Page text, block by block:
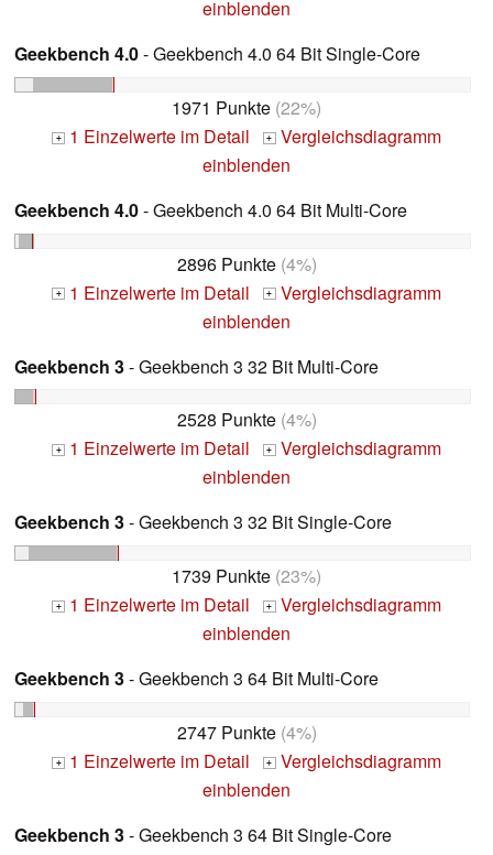
einblenden
Geekbench 4.0- Geekbench 4.0 64 Bit Single-Core
1971 Punkte (22%)
+ 1 Einzelwerte im Detail + Vergleichsdiagramm
einblenden
Geekbench 4.0- Geekbench 4.0 64 Bit Multi-Core
2896 Punkte(4%)
+ 1 Einzelwerte im Detail + Vergleichsdiagramm
einblenden
Geekbench 3- Geekbench 3 32 Bit Multi-Core
2528 Punkte(4%)
+ 1 Einzelwerte im Detail + Vergleichsdiagramm
einblenden
Geekbench 3- Geekbench 3 32 Bit Single-Core
1739 Punkte (23%)
+ 1 Einzelwerte im Detail + Vergleichsdiagramm
einblenden
Geekbench 3- Geekbench 3 64 Bit Multi-Core
2747 Punkte(4%)
+ 1 Einzelwerte im Detail + Vergleichsdiagramm
einblenden
Geekbench 3- Geekbench 3 64 Bit Single-Core